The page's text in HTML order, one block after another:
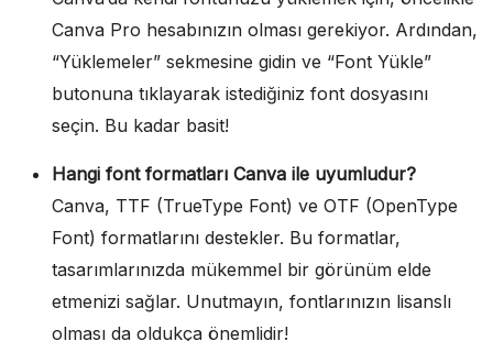
Canva Pro hesabınızın olması gerekiyor. Ardından,
“Yüklemeler” sekmesine gidin ve “Font Yükle”
butonuna tıklayarak istediğiniz font dosyasını
seçin. Bu kadar basit!
Hangi font formatları Canva ile uyumludur?
Canva, TTF (TrueType Font) ve OTF (OpenType
Font) formatlarını destekler. Bu formatlar,
tasarımlarınızda mükemmel bir görünüm elde
etmenizi sağlar. Unutmayın, fontlarınızın lisanslı
olması da oldukça önemlidir!